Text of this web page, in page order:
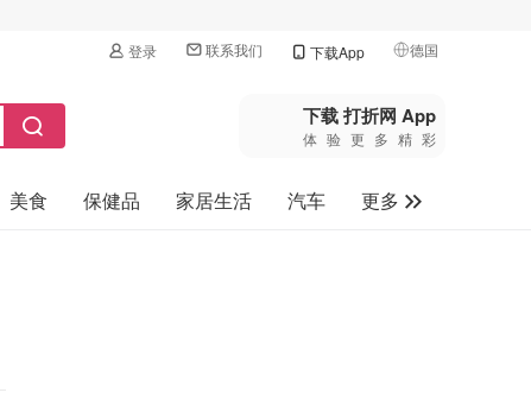
登录 联系我们 下载App 德国
🇺🇸美国
🇨🇳中国
🇨🇦加拿大
下载 打折网 App
体验更多精彩
美食 保健品 家居生活 汽车
更多